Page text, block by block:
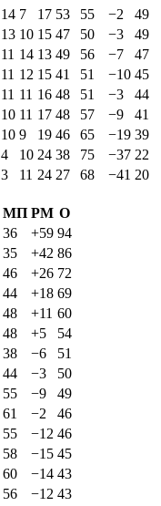
14 7 17 53 55 −2
49
13 10 15 47 50 −3
49
11 14 13 49 56 −7
47
11 12 15 41 51 −10 45
11 11 16 48 51 −3
44
10 11 17 48 57 −9
41
10 9 19 46 65 −19 39
4 10 24 38 75 −37 22
3 11 24 27 68 −41 20
МП РМ О
36 +59 94
35 +42 86
46 +26 72
44 +18 69
48 +11 60
48 +5
54
38 −6
51
44 −3
50
55 −9
49
61 −2
46
55 −12 46
58 −15 45
60 −14 43
56 −12 43